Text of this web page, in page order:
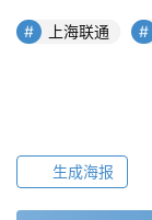
上海联通
生成海报